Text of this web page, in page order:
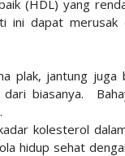
(HDL) yang
ini dapat
plak, jantung
biasanya.
kolesterol
hidup sehat